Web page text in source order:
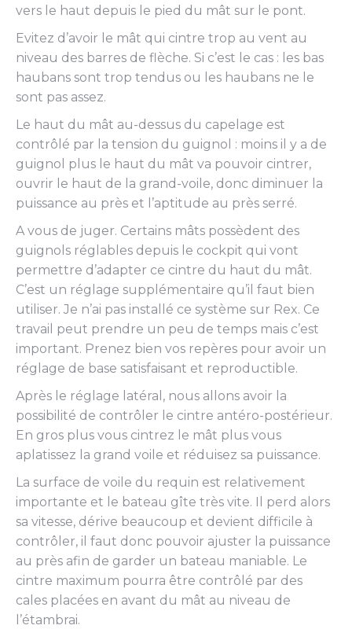
vers le haut depuis le pied du mât sur le pont.
Evitez d’avoir le mât qui cintre trop au vent au
niveau des barres de flèche. Si c’est le cas : les bas
haubans sont trop tendus ou les haubans ne le
sont pas assez.
Le haut du mât au-dessus du capelage est
contrôlé par la tension du guignol : moins il y a de
guignol plus le haut du mât va pouvoir cintrer,
ouvrir le haut de la grand-voile, donc diminuer la
puissance au près et l’aptitude au près serré.
A vous de juger. Certains mâts possèdent des
guignols réglables depuis le cockpit qui vont
permettre d’adapter ce cintre du haut du mât.
C’est un réglage supplémentaire qu’il faut bien
utiliser. Je n’ai pas installé ce système sur Rex. Ce
travail peut prendre un peu de temps mais c’est
important. Prenez bien vos repères pour avoir un
réglage de base satisfaisant et reproductible.
Après le réglage latéral, nous allons avoir la
possibilité de contrôler le cintre antéro-postérieur.
En gros plus vous cintrez le mât plus vous
aplatissez la grand voile et réduisez sa puissance.
La surface de voile du requin est relativement
importante et le bateau gîte très vite. Il perd alors
sa vitesse, dérive beaucoup et devient difficile à
contrôler, il faut donc pouvoir ajuster la puissance
au près afin de garder un bateau maniable. Le
cintre maximum pourra être contrôlé par des
cales placées en avant du mât au niveau de
l’étambrai.